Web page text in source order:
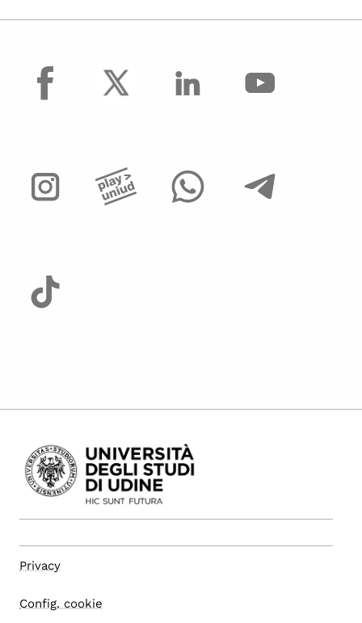
facebook
Privacy
Config. cookie